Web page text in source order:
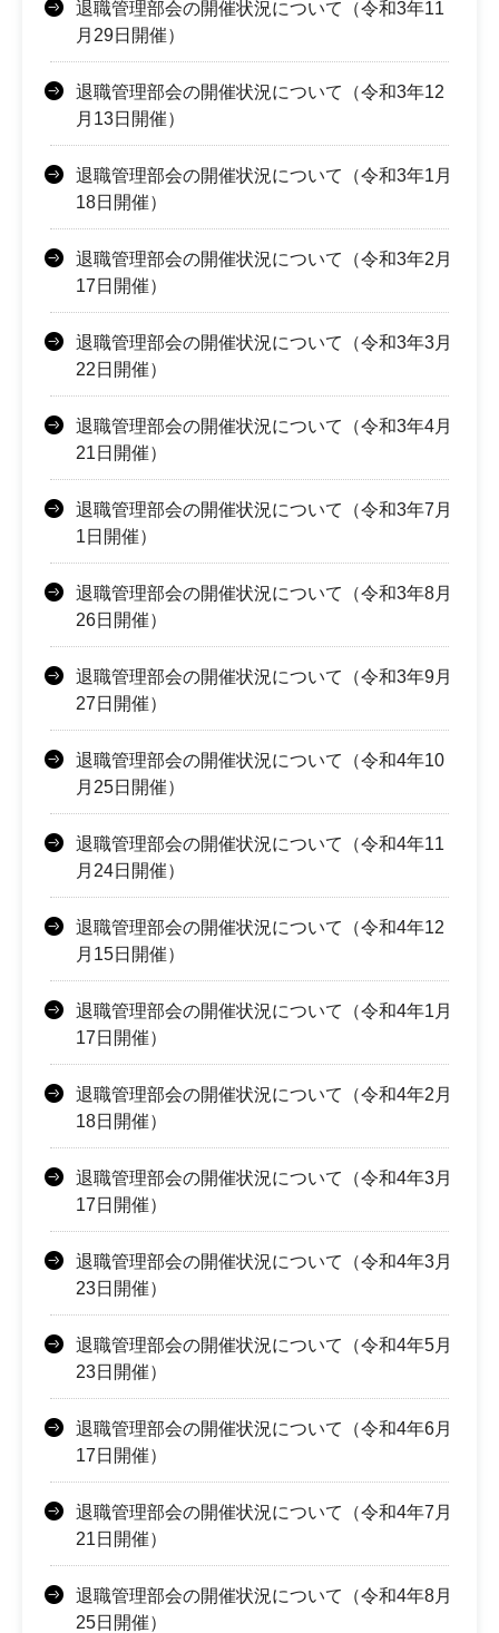
退職管理部会の開催状況について（令和3年11
月29日開催）
退職管理部会の開催状況について（令和3年12
月13日開催）
退職管理部会の開催状況について（令和3年1月
18日開催）
退職管理部会の開催状況について（令和3年2月
17日開催）
退職管理部会の開催状況について（令和3年3月
22日開催）
退職管理部会の開催状況について（令和3年4月
21日開催）
退職管理部会の開催状況について（令和3年7月
1日開催）
退職管理部会の開催状況について（令和3年8月
26日開催）
退職管理部会の開催状況について（令和3年9月
27日開催）
退職管理部会の開催状況について（令和4年10
月25日開催）
退職管理部会の開催状況について（令和4年11
月24日開催）
退職管理部会の開催状況について（令和4年12
月15日開催）
退職管理部会の開催状況について（令和4年1月
17日開催）
退職管理部会の開催状況について（令和4年2月
18日開催）
退職管理部会の開催状況について（令和4年3月
17日開催）
退職管理部会の開催状況について（令和4年3月
23日開催）
退職管理部会の開催状況について（令和4年5月
23日開催）
退職管理部会の開催状況について（令和4年6月
17日開催）
退職管理部会の開催状況について（令和4年7月
21日開催）
退職管理部会の開催状況について（令和4年8月
25日開催）